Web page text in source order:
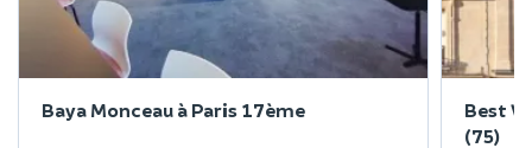
Baya Monceau à Paris 17ème
Best
(75)